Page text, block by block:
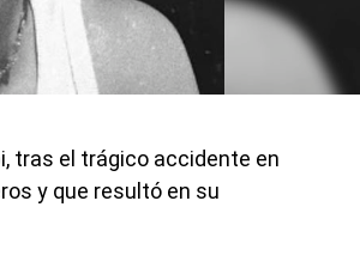
tras el trágico accidente en
y que resultó en su